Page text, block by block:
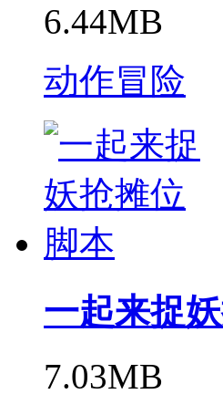
6.44MB
动作冒险
一起来捉
7.03MB